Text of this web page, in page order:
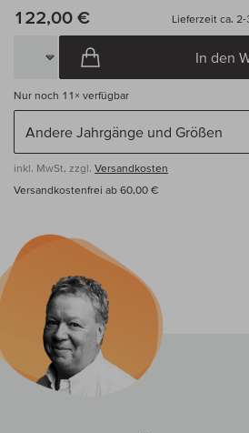
122,00 € Lieferzeit ca.
In den
Nur noch 11× verfügbar
inkl. MwSt, zzgl. Versandkosten
Versandkostenfrei ab 60,00 €